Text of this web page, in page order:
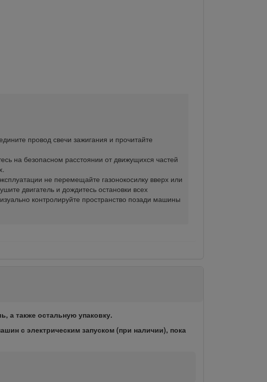
провод свечи зажигания и прочитайте
на безопасном расстоянии от движущихся частей
не перемещайте газонокосилку вверх или
двигатель и дождитесь остановки всех
контролируйте пространство позади машины
а также остальную упаковку.
с электрическим запуском (при наличии), пока